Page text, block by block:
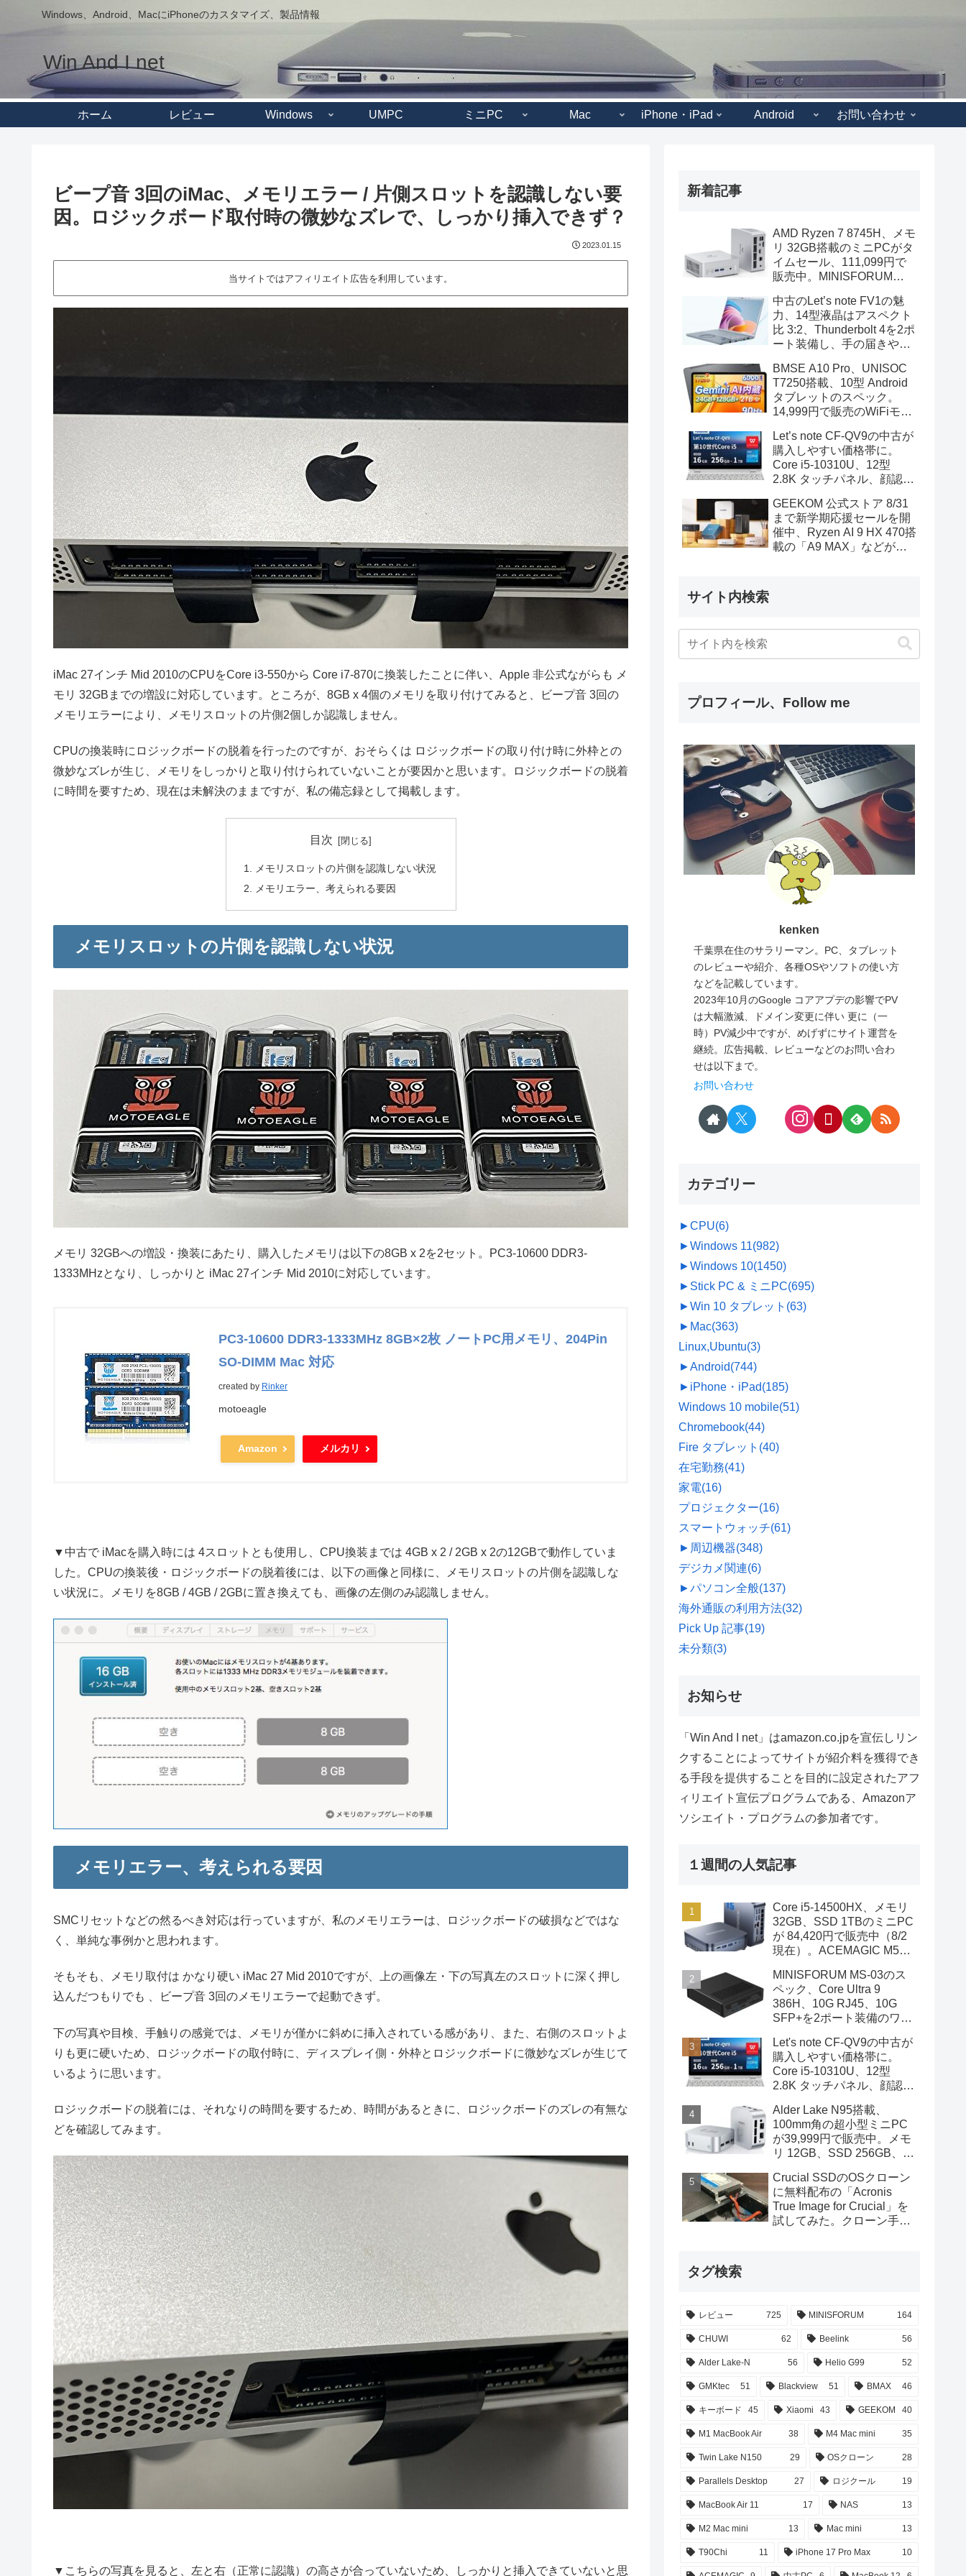
Windows、Android、MacにiPhoneのカスタマイズ、製品情報
Win And I net
ホーム レビュー Windows UMPC ミニPC Mac iPhone・iPad Android お問い合わせ
ビープ音 3回のiMac、メモリエラー / 片側スロットを認識しない要
因。ロジックボード取付時の微妙なズレで、しっかり挿入できず？
2023.01.15
当サイトではアフィリエイト広告を利用しています。
iMac 27インチ Mid 2010のCPUをCore i3-550から Core i7-870に換装したことに伴い、Apple 非公式ながらも メ
モリ 32GBまでの増設に対応しています。ところが、8GB x 4個のメモリを取り付けてみると、ビープ音 3回の
メモリエラーにより、メモリスロットの片側2個しか認識しません。
CPUの換装時にロジックボードの脱着を行ったのですが、おそらくは ロジックボードの取り付け時に外枠との
微妙なズレが生じ、メモリをしっかりと取り付けられていないことが要因かと思います。ロジックボードの脱着
に時間を要すため、現在は未解決のままですが、私の備忘録として掲載します。
目次
メモリスロットの片側を認識しない状況
メモリエラー、考えられる要因
メモリスロットの片側を認識しない状況
メモリ 32GBへの増設・換装にあたり、購入したメモリは以下の8GB x 2を2セット。PC3-10600 DDR3-
1333MHzとなり、しっかりと iMac 27インチ Mid 2010に対応しています。
PC3-10600 DDR3-1333MHz 8GB×2枚 ノートPC用メモリ、204Pin
SO-DIMM Mac 対応
created by Rinker
motoeagle
Amazon メルカリ
▼中古で iMacを購入時には 4スロットとも使用し、CPU換装までは 4GB x 2 / 2GB x 2の12GBで動作していま
した。CPUの換装後・ロジックボードの脱着後には、以下の画像と同様に、メモリスロットの片側を認識しな
い状況に。メモリを8GB / 4GB / 2GBに置き換えても、画像の左側のみ認識しません。
メモリエラー、考えられる要因
SMCリセットなどの然るべき対応は行っていますが、私のメモリエラーは、ロジックボードの破損などではな
く、単純な事例かと思われます。
そもそも、メモリ取付は かなり硬い iMac 27 Mid 2010ですが、上の画像左・下の写真左のスロットに深く押し
込んだつもりでも 、ビープ音 3回のメモリエラーで起動できず。
下の写真や目検、手触りの感覚では、メモリが僅かに斜めに挿入されている感があり、また、右側のスロットよ
りも更に硬いため、ロジックボードの取付時に、ディスプレイ側・外枠とロジックボードに微妙なズレが生じて
いるように思います。
ロジックボードの脱着には、それなりの時間を要するため、時間があるときに、ロジックボードのズレの有無な
どを確認してみます。
▼こちらの写真を見ると、左と右（正常に認識）の高さが合っていないため、しっかりと挿入できていないと思
新着記事
AMD Ryzen 7 8745H、メモ
リ 32GB搭載のミニPCがタ
イムセール、111,099円で
販売中。MINISFORUM
中古のLet’s note FV1の魅
力、14型液晶はアスペクト
比 3:2、Thunderbolt 4を2ポ
ート装備し、手の届きやす
BMSE A10 Pro、UNISOC
T7250搭載、10型 Android
タブレットのスペック。
14,999円で販売のWiFiモデ
Let’s note CF-QV9の中古が
購入しやすい価格帯に。
Core i5-10310U、12型
2.8K タッチパネル、顔認証
GEEKOM 公式ストア 8/31
まで新学期応援セールを開
催中、Ryzen AI 9 HX 470搭
載の「A9 MAX」などがセ
サイト内検索
プロフィール、Follow me
kenken
千葉県在住のサラリーマン。PC、タブレット
のレビューや紹介、各種OSやソフトの使い方
などを記載しています。
2023年10月のGoogle コアアプデの影響でPV
は大幅激減、ドメイン変更に伴い 更に（一
時）PV減少中ですが、めげずにサイト運営を
継続。広告掲載、レビューなどのお問い合わ
せは以下まで。
お問い合わせ
カテゴリー
►CPU(6)
►Windows 11(982)
►Windows 10(1450)
► Stick PC & ミニPC(695)
►Win 10 タブレット (63)
► Mac(363)
Linux,Ubuntu(3)
►Android(744)
► iPhone・iPad(185)
Windows 10 mobile(51)
Chromebook(44)
Fire タブレット (40)
在宅勤務(41)
家電(16)
プロジェクター(16)
スマートウォッチ(61)
► 周辺機器(348)
デジカメ関連(6)
►パソコン全般(137)
海外通販の利用方法(32)
Pick Up 記事(19)
未分類(3)
お知らせ
「Win And I net」はamazon.co.jpを宣伝しリン
クすることによってサイトが紹介料を獲得でき
る手段を提供することを目的に設定されたアフ
ィリエイト宣伝プログラムである、Amazonア
ソシエイト・プログラムの参加者です。
１週間の人気記事
Core i5-14500HX、メモリ
32GB、SSD 1TBのミニPC
が 84,420円で販売中（8/2
現在）。ACEMAGIC M5の
MINISFORUM MS-03のス
ペック、Core Ultra 9
386H、10G RJ45、10G
SFP+を2ポート装備のワー
Let's note CF-QV9の中古が
購入しやすい価格帯に。
Core i5-10310U、12型
2.8K タッチパネル、顔認証
Alder Lake N95搭載、
100mm角の超小型ミニPC
が39,999円で販売中。メモ
リ 12GB、SSD 256GB、
Crucial SSDのOSクローン
に無料配布の「Acronis
True Image for Crucial」を
試してみた。クローン手順
タグ検索
レビュー 725 MINISFORUM 164
CHUWI 62 Beelink 56
Alder Lake-N 56 Helio G99 52
GMKtec 51 Blackview 51 BMAX 46
キーボード 45 Xiaomi 43 GEEKOM 40
M1 MacBook Air 38 M4 Mac mini 35
Twin Lake N150 29 OSクローン 28
Parallels Desktop 27 ロジクール 19
MacBook Air 11 17 NAS 13
M2 Mac mini 13 Mac mini 13
T90Chi 11 iPhone 17 Pro Max 10